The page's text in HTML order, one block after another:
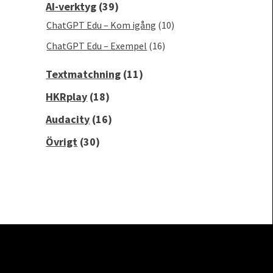
AI-verktyg (39)
ChatGPT Edu – Kom igång (10)
ChatGPT Edu – Exempel (16)
Textmatchning (11)
HKRplay (18)
Audacity (16)
Övrigt (30)